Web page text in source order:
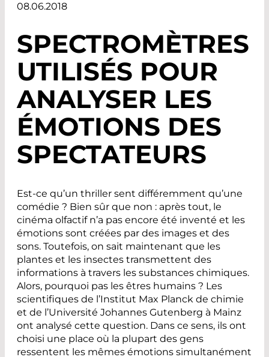
08.06.2018
SPECTROMÈTRES
UTILISÉS POUR
ANALYSER LES
ÉMOTIONS DES
SPECTATEURS
Est-ce qu’un thriller sent différemment qu’une
comédie ? Bien sûr que non : après tout, le
cinéma olfactif n’a pas encore été inventé et les
émotions sont créées par des images et des
sons. Toutefois, on sait maintenant que les
plantes et les insectes transmettent des
informations à travers les substances chimiques.
Alors, pourquoi pas les êtres humains ? Les
scientifiques de l’Institut Max Planck de chimie
et de l’Université Johannes Gutenberg à Mainz
ont analysé cette question. Dans ce sens, ils ont
choisi une place où la plupart des gens
ressentent les mêmes émotions simultanément